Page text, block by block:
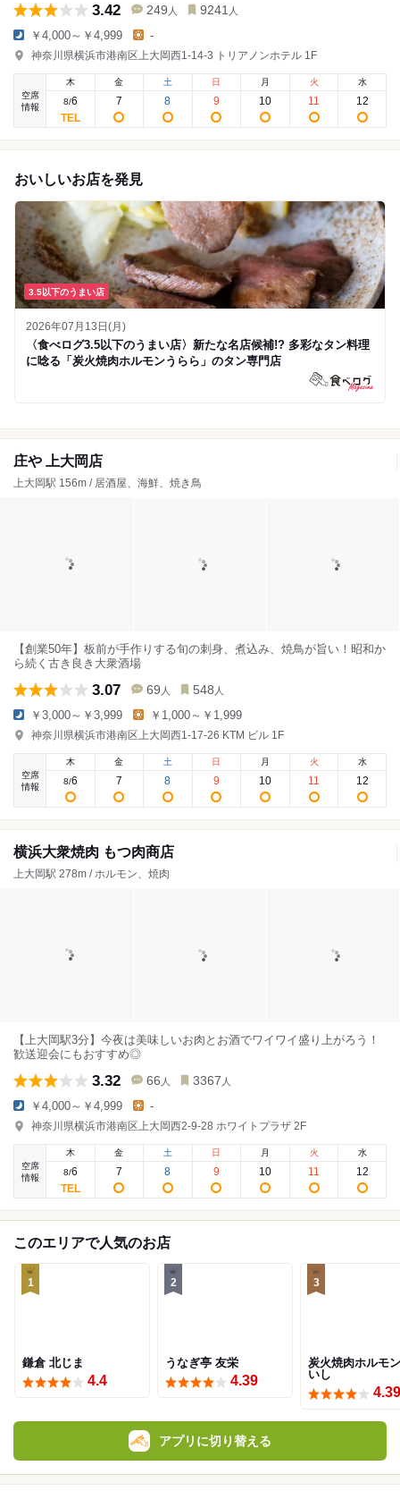
3.42 249 人 9241 人
￥4,000～￥4,999 -
神奈川県横浜市港南区上大岡西1-14-3 トリアノンホテル 1F
空席
情報
木
8/6
金
7
土
8
日
9
月
10
火
11
水
12
おいしいお店を発見
3.5以下のうまい店
2026年07月13日(月)
〈食べログ3.5以下のうまい店〉新たな名店候補!? 多彩なタン料理
に唸る「炭火焼肉ホルモンうらら」のタン専門店
庄や 上大岡店
上大岡駅 156m / 居酒屋、海鮮、焼き鳥
【創業50年】板前が手作りする旬の刺身、煮込み、焼鳥が旨い！昭和か
ら続く古き良き大衆酒場
3.07 69 人 548 人
￥3,000～￥3,999 ￥1,000～￥1,999
神奈川県横浜市港南区上大岡西1-17-26 KTM ビル 1F
空席
情報
木
8/6
金
7
土
8
日
9
月
10
火
11
水
12
横浜大衆焼肉 もつ肉商店
上大岡駅 278m / ホルモン、焼肉
【上大岡駅3分】今夜は美味しいお肉とお酒でワイワイ盛り上がろう！
歓送迎会にもおすすめ◎
3.32 66 人 3367 人
￥4,000～￥4,999 -
神奈川県横浜市港南区上大岡西2-9-28 ホワイトプラザ 2F
空席
情報
木
8/6
金
7
土
8
日
9
月
10
火
11
水
12
このエリアで人気のお店
1
鎌倉 北じま
4.4
2
うなぎ亭 友栄
4.39
3
炭火焼肉ホルモ
いし
4.39
アプリに切り替える